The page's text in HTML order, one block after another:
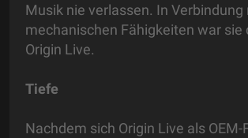
Musik nie verlassen. In Verbindung
mechanischen Fähigkeiten war sie
Origin Live.
Tiefe
Nachdem sich Origin Live als